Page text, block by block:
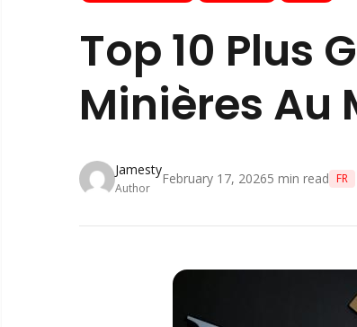
Top 10 Plus
Minières Au
Jamesty
Author
February 17, 20265 min read FR